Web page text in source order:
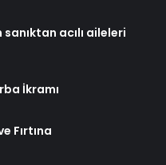
acılı aileleri
İkramı
Fırtına